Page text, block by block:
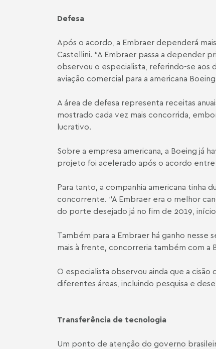
Defesa
Após o acordo, a Embraer dependerá
Castellini. “A Embraer passa a depender
observou o especialista, referindo-se aos
aviação comercial para a americana
A área de defesa representa receitas
mostrado cada vez mais concorrida,
lucrativo.
Sobre a empresa americana, a Boeing já
projeto foi acelerado após o acordo entre
Para tanto, a companhia americana tinha
concorrente. “A Embraer era o melhor
do porte desejado já no fim de 2019,
Também para a Embraer há ganho
mais à frente, concorreria também com a
O especialista observou ainda que a
diferentes áreas, incluindo pesquisa e
Transferência de tecnologia
Um ponto de atenção do governo